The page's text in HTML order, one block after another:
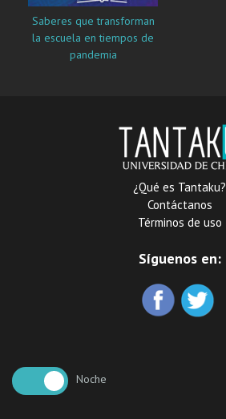
Saberes que transforman
la escuela en tiempos de
pandemia
¿Qué es Tantaku?
Contáctanos
Términos de uso
Síguenos en:
Noche